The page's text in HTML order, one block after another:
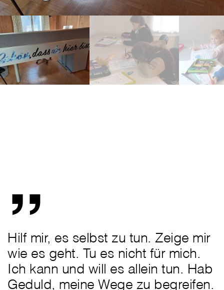
„
Hilf mir, es selbst zu tun. Zeige mir
wie es geht. Tu es nicht für mich.
Ich kann und will es allein tun. Hab
Geduld, meine Wege zu begreifen.